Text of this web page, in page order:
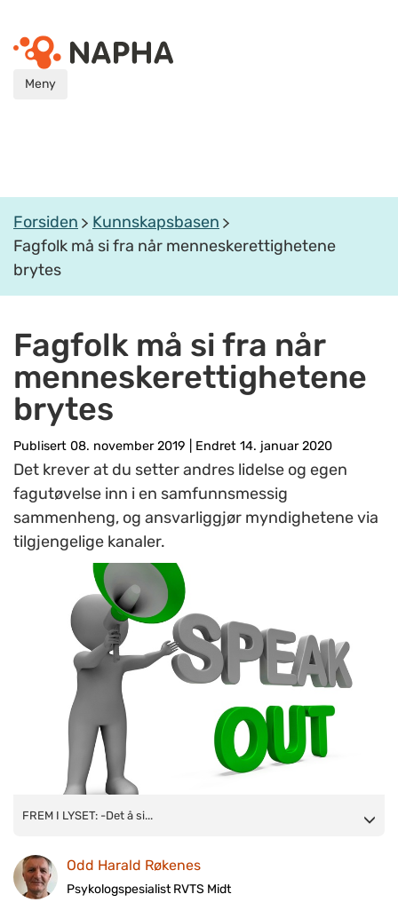
Meny
Forsiden
Kunnskapsbasen
Fagfolk må si fra når menneskerettighetene
brytes
Fagfolk må si fra når
menneskerettighetene
brytes
Publisert 08. november 2019 Endret 14. januar 2020
Det krever at du setter andres lidelse og egen
fagutøvelse inn i en samfunnsmessig
sammenheng, og ansvarliggjør myndighetene via
tilgjengelige kanaler.
FREM I LYSET: -Det å si fra innebærer en endring av den
psykologspesialist ved RVTS Midt
fremhever media som en av flere aktuelle kanaler hvor man
FREM I LYSET: -Det å si...
Odd Harald Røkenes
Psykologspesialist RVTS Midt